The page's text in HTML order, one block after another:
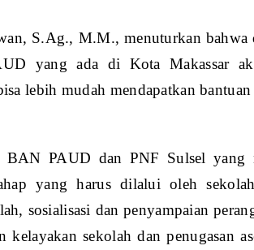
S.Ag., M.M., menuturkan bahwa
yang ada di Kota Makassar
lebih mudah mendapatkan
PAUD dan PNF Sulsel yang
yang harus dilalui oleh
sosialisasi dan penyampaian
sekolah dan penugasan